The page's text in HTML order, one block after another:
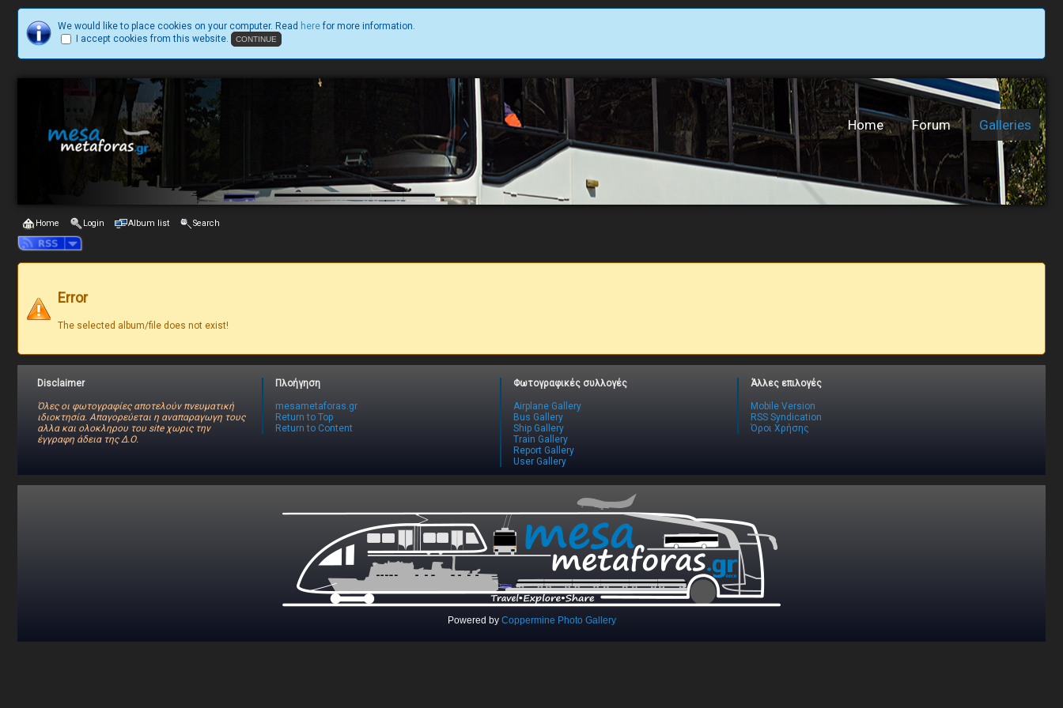
We would like to place cookies on your computer. Read here for more information.
I accept cookies from this website.
Home Forum Galleries
Home Login Album list Search
Error
The selected album/file does not exist!
Disclaimer
Όλες οι φωτογραφίες αποτελούν πνευματική
ιδιοκτησία. Απαγορεύεται η αναπαραγωγη τους
αλλα και ολοκληρου του site χωρις την
έγγραφη άδεια της Δ.Ο.
Πλοήγηση
mesametaforas.gr
Return to Top
Return to Content
Φωτογραφικές συλλογές
Airplane Gallery
Bus Gallery
Ship Gallery
Train Gallery
Report Gallery
User Gallery
Άλλες επιλογές
Mobile Version
RSS Syndication
Όροι Χρήσης
Powered by Coppermine Photo Gallery